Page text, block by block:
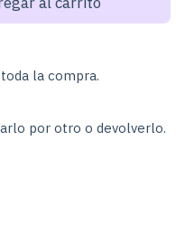
la compra.
por otro o devolverlo.